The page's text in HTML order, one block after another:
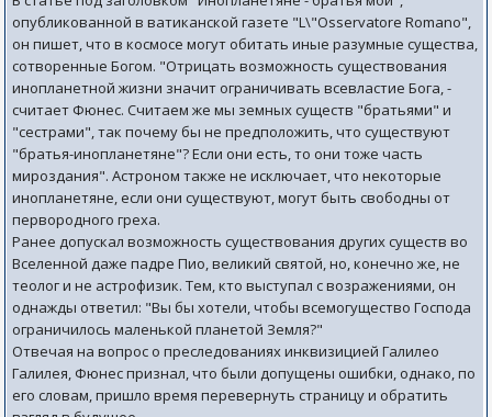
опубликованной в ватиканской газете "L\"Osservatore Romano",
он пишет, что в космосе могут обитать иные разумные существа,
сотворенные Богом. "Отрицать возможность существования
инопланетной жизни значит ограничивать всевластие Бога, -
считает Фюнес. Считаем же мы земных существ "братьями" и
"сестрами", так почему бы не предположить, что существуют
"братья-инопланетяне"? Если они есть, то они тоже часть
мироздания". Астроном также не исключает, что некоторые
инопланетяне, если они существуют, могут быть свободны от
первородного греха.
Ранее допускал возможность существования других существ во
Вселенной даже падре Пио, великий святой, но, конечно же, не
теолог и не астрофизик. Тем, кто выступал с возражениями, он
однажды ответил: "Вы бы хотели, чтобы всемогущество Господа
ограничилось маленькой планетой Земля?"
Отвечая на вопрос о преследованиях инквизицией Галилео
Галилея, Фюнес признал, что были допущены ошибки, однако, по
его словам, пришло время перевернуть страницу и обратить